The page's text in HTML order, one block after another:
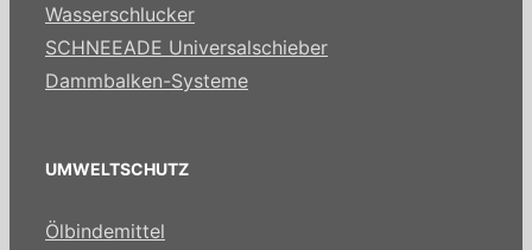
Wasserschlucker
SCHNEEADE Universalschieber
Dammbalken-Systeme
UMWELTSCHUTZ
Ölbindemittel